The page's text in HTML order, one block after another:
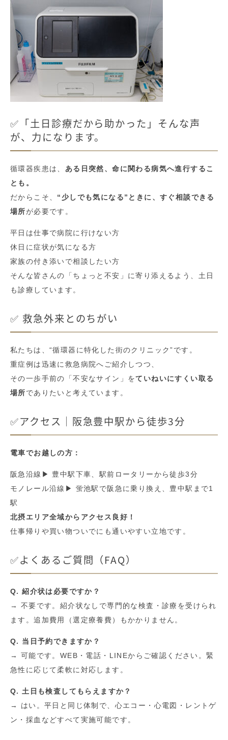
✅「土日診療だから助かった」そんな声
が、力になります。
循環器疾患は、 ある日突然、命に関わる病気へ進行するこ
とも。
だからこそ、 “少しでも気になる”ときに、すぐ相談できる
場所が必要です。
平日は仕事で病院に行けない方
休日に症状が気になる方
家族の付き添いで相談したい方
そんな皆さんの「ちょっと不安」に寄り添えるよう、土日
も診療しています。
✅ 救急外来とのちがい
私たちは、“循環器に特化した街のクリニック”です。
重症例は迅速に救急病院へご紹介しつつ、
その一歩手前の「不安なサイン」をていねいにすくい取る
場所でありたいと考えています。
✅アクセス｜阪急豊中駅から徒歩3分
電車でお越しの方：
阪急沿線▶ 豊中駅下車、駅前ロータリーから徒歩3分
モノレール沿線▶ 蛍池駅で阪急に乗り換え、豊中駅まで1
駅
北摂エリア全域からアクセス良好！
仕事帰りや買い物ついでにも通いやすい立地です。
✅よくあるご質問（FAQ）
Q. 紹介状は必要ですか？
→ 不要です。紹介状なしで専門的な検査・診療を受けられ
ます。追加費用（選定療養費）もかかりません。
Q. 当日予約できますか？
→ 可能です。WEB・電話・LINEからご確認ください。緊
急性に応じて柔軟に対応します。
Q. 土日も検査してもらえますか？
→ はい。平日と同じ体制で、心エコー・心電図・レントゲ
ン・採血などすべて実施可能です。